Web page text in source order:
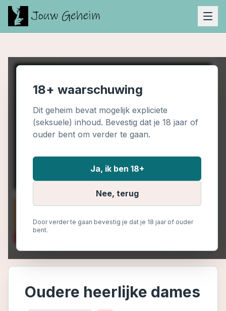
18+ waarschuwing
Dit geheim bevat mogelijk expliciete
(seksuele) inhoud. Bevestig dat je 18 jaar of
ouder bent om verder te gaan.
Ja, ik ben 18+
Nee, terug
Door verder te gaan bevestig je dat je 18 jaar of ouder
bent.
Oudere heerlijke dames